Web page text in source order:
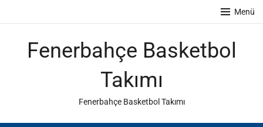
Menü
Fenerbahçe Basketbol
Takımı
Fenerbahçe Basketbol Takımı